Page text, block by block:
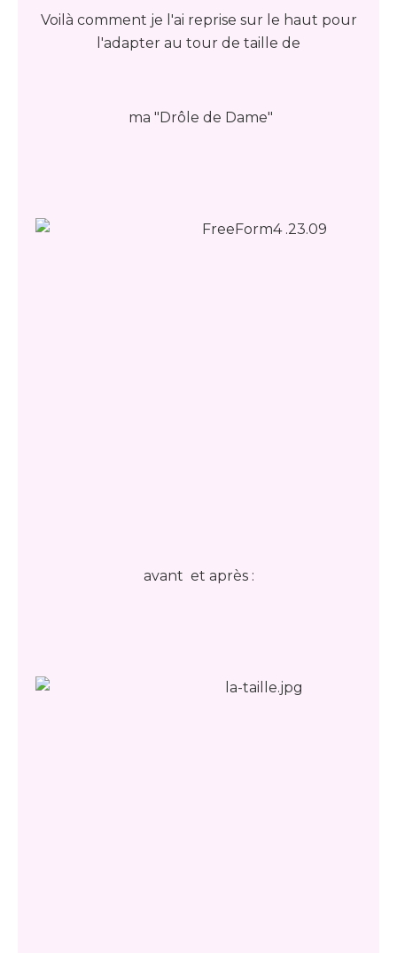
Voilà comment je l'ai reprise sur le haut pour
l'adapter au tour de taille de
ma "Drôle de Dame"
avant et après :